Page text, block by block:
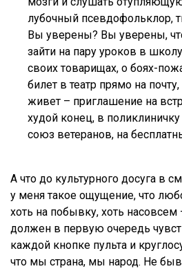
лубочный псевдофольклор,
Вы уверены? Вы уверены,
зайти на пару уроков в
своих товарищах, о боях-
билет в театр прямо на
живет – приглашение на
худой конец, в
союз ветеранов, на
А что до культурного досуга в
у меня такое ощущение, что
хоть на побывку, хоть
должен в первую очередь
каждой кнопке пульта и
что мы страна, мы народ. Не